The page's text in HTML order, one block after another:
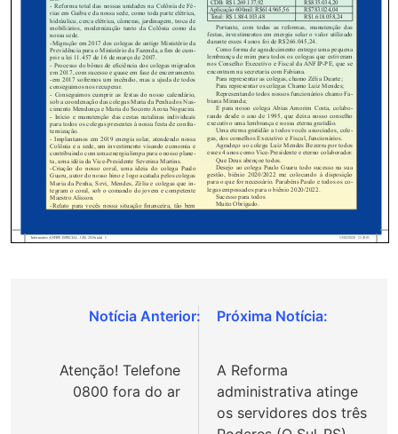
Navegação
Post
Atenção! Telefone
0800 fora do ar
A Reforma
administrativa atinge
os servidores dos três